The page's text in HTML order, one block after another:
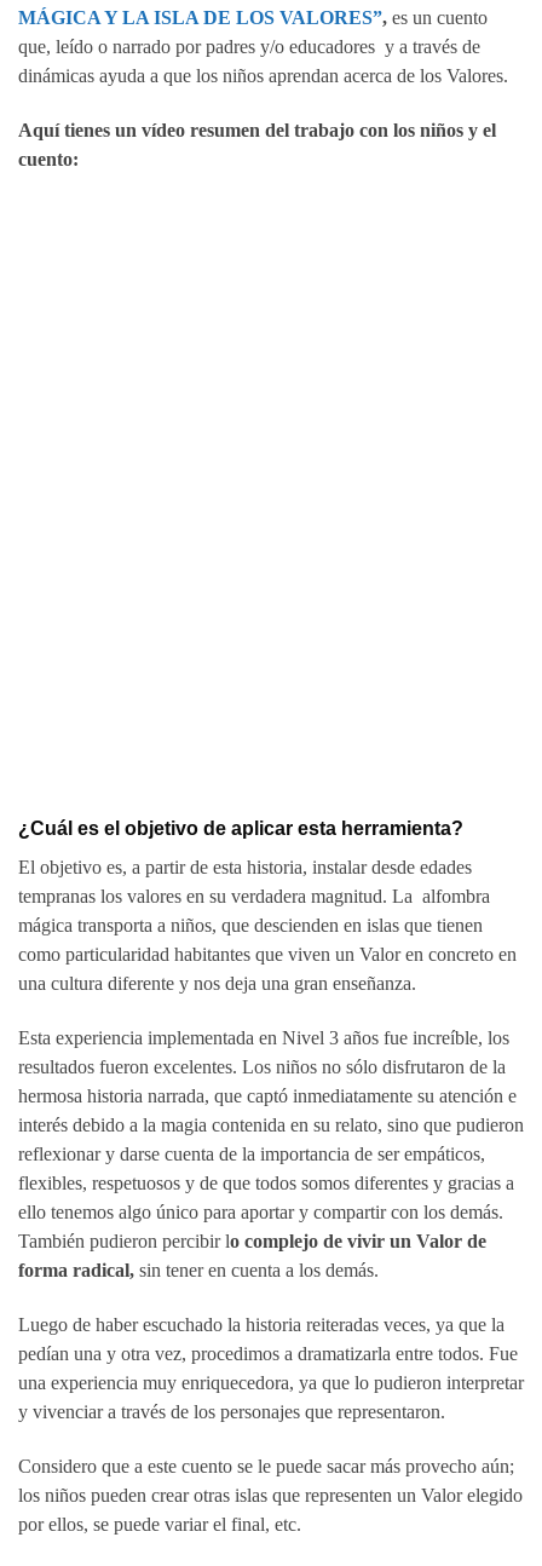
MÁGICA Y LA ISLA DE LOS VALORES”, es un cuento
que, leído o narrado por padres y/o educadores y a través de
dinámicas ayuda a que los niños aprendan acerca de los Valores.
Aquí tienes un vídeo resumen del trabajo con los niños y el
cuento:
¿Cuál es el objetivo de aplicar esta herramienta?
El objetivo es, a partir de esta historia, instalar desde edades
tempranas los valores en su verdadera magnitud. La alfombra
mágica transporta a niños, que descienden en islas que tienen
como particularidad habitantes que viven un Valor en concreto en
una cultura diferente y nos deja una gran enseñanza.
Esta experiencia implementada en Nivel 3 años fue increíble, los
resultados fueron excelentes. Los niños no sólo disfrutaron de la
hermosa historia narrada, que captó inmediatamente su atención e
interés debido a la magia contenida en su relato, sino que pudieron
reflexionar y darse cuenta de la importancia de ser empáticos,
flexibles, respetuosos y de que todos somos diferentes y gracias a
ello tenemos algo único para aportar y compartir con los demás.
También pudieron percibir lo complejo de vivir un Valor de
forma radical, sin tener en cuenta a los demás.
Luego de haber escuchado la historia reiteradas veces, ya que la
pedían una y otra vez, procedimos a dramatizarla entre todos. Fue
una experiencia muy enriquecedora, ya que lo pudieron interpretar
y vivenciar a través de los personajes que representaron.
Considero que a este cuento se le puede sacar más provecho aún;
los niños pueden crear otras islas que representen un Valor elegido
por ellos, se puede variar el final, etc.